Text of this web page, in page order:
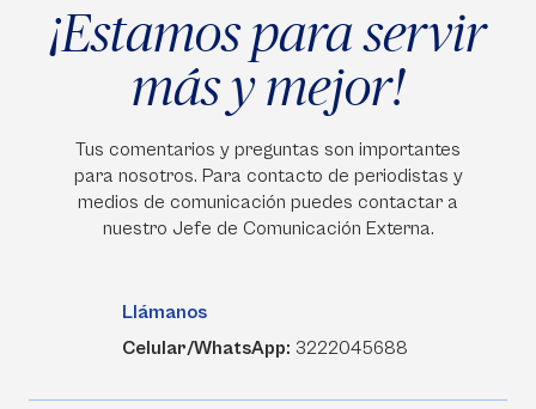
¡Estamos para servir
más y mejor!
Tus comentarios y preguntas son importantes
para nosotros. Para contacto de periodistas y
medios de comunicación puedes contactar a
nuestro Jefe de Comunicación Externa.
Llámanos
Celular/WhatsApp: 3222045688